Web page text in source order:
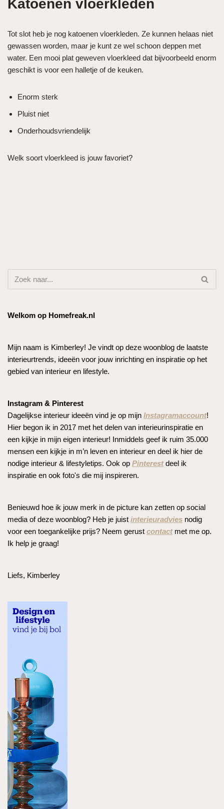
Katoenen vloerkleden
Tot slot heb je nog katoenen vloerkleden. Ze kunnen helaas niet
gewassen worden, maar je kunt ze wel schoon deppen met
water. Een mooi plat geweven vloerkleed dat bijvoorbeeld enorm
geschikt is voor een halletje of de keuken.
Enorm sterk
Pluist niet
Onderhoudsvriendelijk
Welk soort vloerkleed is jouw favoriet?
Welkom op Homefreak.nl
Mijn naam is Kimberley! Je vindt op deze woonblog de laatste
interieurtrends, ideeën voor jouw inrichting en inspiratie op het
gebied van interieur en lifestyle.
Instagram & Pinterest
Dagelijkse interieur ideeën vind je op mijn Instagramaccount!
Hier begon ik in 2017 met het delen van interieurinspiratie en
een kijkje in mijn eigen interieur! Inmiddels geef ik ruim 35.000
mensen een kijkje in m’n leven en interieur en deel ik hier de
nodige interieur & lifestyletips. Ook op Pinterestdeel ik
inspiratie en ook foto's die mij inspireren.
Benieuwd hoe ik jouw merk in de picture kan zetten op social
media of deze woonblog? Heb je juist interieuradvies nodig
voor een toegankelijke prijs? Neem gerust contactmet me op.
Ik help je graag!
Liefs, Kimberley